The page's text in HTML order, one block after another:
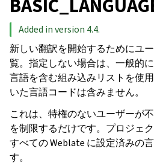
Added in version 4.4.
新しい翻訳を開始するためにユ
覧。指定しない場合は、一般的
言語を含む組み込みリストを使
いた言語コードは含みません。
これは、特権のないユーザーが
を制限するだけです。プロジェ
すべての Weblate に設定済みの
す。